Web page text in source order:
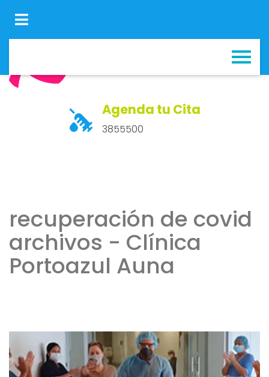
Agenda tu Cita
3855500
recuperación de covid
archivos - Clínica
Portoazul Auna